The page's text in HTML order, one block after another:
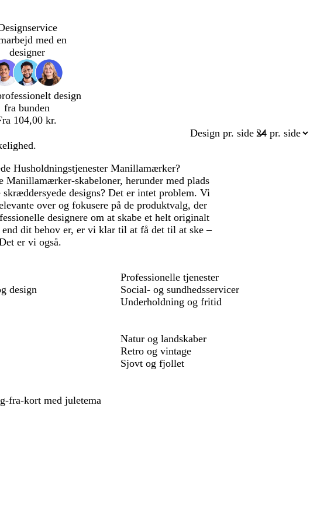
med en
designer
design
fra bunden
104,00 kr.
Design pr. side
Husholdningstjenester Manillamærker?
skabeloner, herunder med plads
designs? Det er intet problem. Vi
over og fokusere på de produktvalg, der
designere om at skabe et helt originalt
dit behov er, er vi klar til at få det til at ske –
er vi også.
design
Professionelle tjenester
Social- og sundhedsservicer
Underholdning og fritid
Natur og landskaber
Retro og vintage
Sjovt og fjollet
fra-kort med juletema